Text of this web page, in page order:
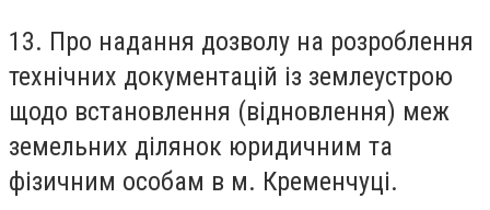
13. Про надання дозволу на розроблення
технічних документацій із землеустрою
щодо встановлення (відновлення) меж
земельних ділянок юридичним та
фізичним особам в м. Кременчуці.